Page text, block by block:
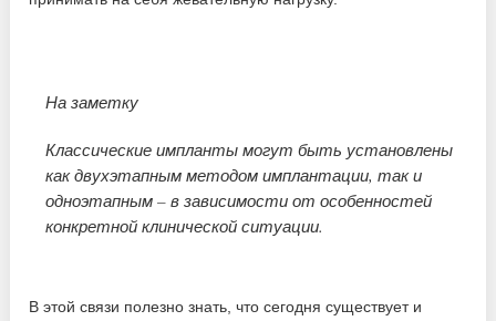
На заметку
Классические импланты могут быть установлены
как двухэтапным методом имплантации, так и
одноэтапным – в зависимости от особенностей
конкретной клинической ситуации.
В этой связи полезно знать, что сегодня существует и